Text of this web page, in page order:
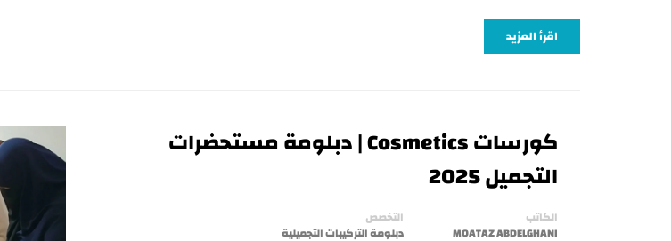
اقرأ المزيد
كورسات Cosmetics | دبلومة مستحضرات
التجميل 2025
الكاتب
MOATAZ ABDELGHANI
التخصص
دبلومة التركيبات التجميلية